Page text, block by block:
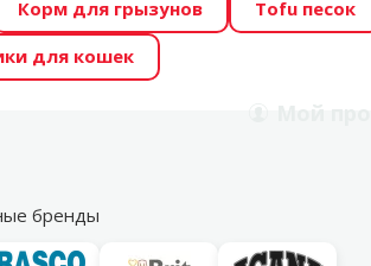
цены на ТОП-овые корма! 🍖
Твой питомец станет звездой
Корм для грызунов
Tofu песок
для кошек
бренды
Акции